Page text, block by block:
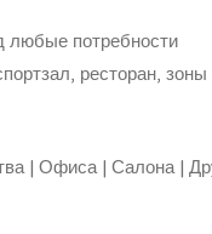
любые потребности
ресторан,
| Офиса | Салона |